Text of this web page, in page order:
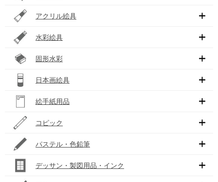
アクリル絵具
水彩絵具
固形水彩
日本画絵具
絵手紙用品
コピック
パステル・色鉛筆
デッサン・製図用品・インク